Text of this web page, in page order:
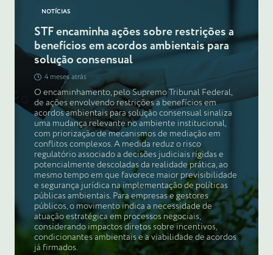
NOTÍCIAS
STF encaminha ações sobre restrições a
benefícios em acordos ambientais para
solução consensual
4 meses atrás
O encaminhamento, pelo Supremo Tribunal Federal,
de ações envolvendo restrições a benefícios em
acordos ambientais para solução consensual sinaliza
uma mudança relevante no ambiente institucional,
com priorização de mecanismos de mediação em
conflitos complexos. A medida reduz o risco
regulatório associado a decisões judiciais rígidas e
potencialmente descoladas da realidade prática, ao
mesmo tempo em que favorece maior previsibilidade
e segurança jurídica na implementação de políticas
públicas ambientais. Para empresas e gestores
públicos, o movimento indica a necessidade de
atuação estratégica em processos negociais,
considerando impactos diretos sobre incentivos,
condicionantes ambientais e a viabilidade de acordos
já firmados.